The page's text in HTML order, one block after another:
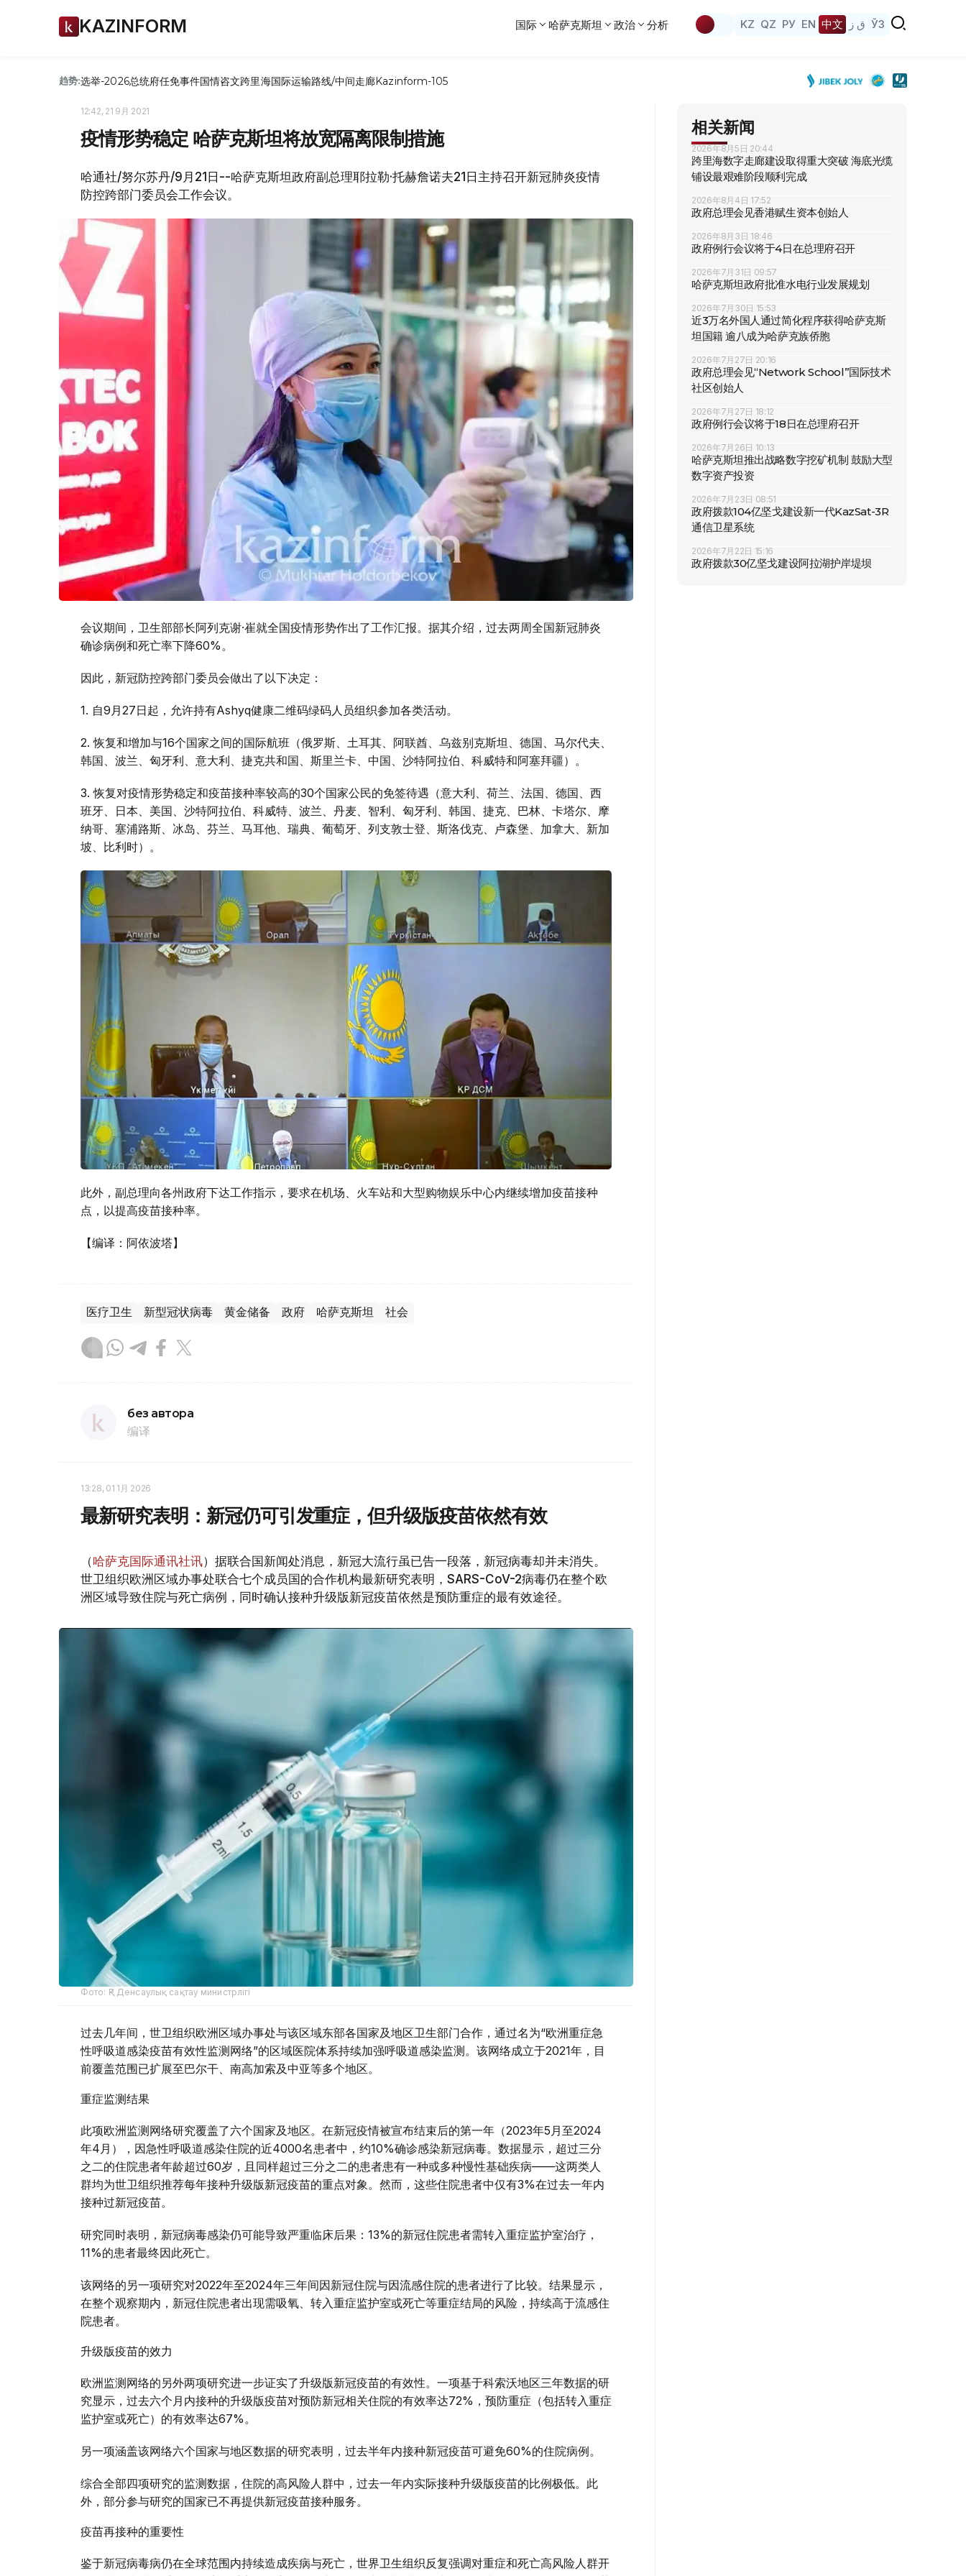
KAZINFORM 国际 哈萨克斯坦 政治 分析 KZ QZ РУ EN 中文 ق ز ЎЗ
趋势:选举-2026总统府任免事件国情咨文跨里海国际运输路线/中间走廊Kazinform-105
12:42, 21 9月 2021
疫情形势稳定 哈萨克斯坦将放宽隔离限制措施
哈通社/努尔苏丹/9月21日--哈萨克斯坦政府副总理耶拉勒·托赫詹诺夫21日主持召开新冠肺炎疫情
防控跨部门委员会工作会议。
会议期间，卫生部部长阿列克谢·崔就全国疫情形势作出了工作汇报。据其介绍，过去两周全国新冠肺炎
确诊病例和死亡率下降60%。
因此，新冠防控跨部门委员会做出了以下决定：
1. 自9月27日起，允许持有Ashyq健康二维码绿码人员组织参加各类活动。
2. 恢复和增加与16个国家之间的国际航班（俄罗斯、土耳其、阿联酋、乌兹别克斯坦、德国、马尔代夫、
韩国、波兰、匈牙利、意大利、捷克共和国、斯里兰卡、中国、沙特阿拉伯、科威特和阿塞拜疆）。
3. 恢复对疫情形势稳定和疫苗接种率较高的30个国家公民的免签待遇（意大利、荷兰、法国、德国、西
班牙、日本、美国、沙特阿拉伯、科威特、波兰、丹麦、智利、匈牙利、韩国、捷克、巴林、卡塔尔、摩
纳哥、塞浦路斯、冰岛、芬兰、马耳他、瑞典、葡萄牙、列支敦士登、斯洛伐克、卢森堡、加拿大、新加
坡、比利时）。
此外，副总理向各州政府下达工作指示，要求在机场、火车站和大型购物娱乐中心内继续增加疫苗接种
点，以提高疫苗接种率。
【编译：阿依波塔】
医疗卫生 新型冠状病毒 黄金储备 政府 哈萨克斯坦 社会
без автора
编译
13:28, 01 1月 2026
最新研究表明：新冠仍可引发重症，但升级版疫苗依然有效
（哈萨克国际通讯社讯）据联合国新闻处消息，新冠大流行虽已告一段落，新冠病毒却并未消失。
世卫组织欧洲区域办事处联合七个成员国的合作机构最新研究表明，SARS-CoV-2病毒仍在整个欧
洲区域导致住院与死亡病例，同时确认接种升级版新冠疫苗依然是预防重症的最有效途径。
Фото: ҚР Денсаулық сақтау министрлігі
过去几年间，世卫组织欧洲区域办事处与该区域东部各国家及地区卫生部门合作，通过名为“欧洲重症急
性呼吸道感染疫苗有效性监测网络”的区域医院体系持续加强呼吸道感染监测。该网络成立于2021年，目
前覆盖范围已扩展至巴尔干、南高加索及中亚等多个地区。
重症监测结果
此项欧洲监测网络研究覆盖了六个国家及地区。在新冠疫情被宣布结束后的第一年（2023年5月至2024
年4月），因急性呼吸道感染住院的近4000名患者中，约10%确诊感染新冠病毒。数据显示，超过三分
之二的住院患者年龄超过60岁，且同样超过三分之二的患者患有一种或多种慢性基础疾病——这两类人
群均为世卫组织推荐每年接种升级版新冠疫苗的重点对象。然而，这些住院患者中仅有3%在过去一年内
接种过新冠疫苗。
研究同时表明，新冠病毒感染仍可能导致严重临床后果：13%的新冠住院患者需转入重症监护室治疗，
11%的患者最终因此死亡。
该网络的另一项研究对2022年至2024年三年间因新冠住院与因流感住院的患者进行了比较。结果显示，
在整个观察期内，新冠住院患者出现需吸氧、转入重症监护室或死亡等重症结局的风险，持续高于流感住
院患者。
升级版疫苗的效力
欧洲监测网络的另外两项研究进一步证实了升级版新冠疫苗的有效性。一项基于科索沃地区三年数据的研
究显示，过去六个月内接种的升级版疫苗对预防新冠相关住院的有效率达72%，预防重症（包括转入重症
监护室或死亡）的有效率达67%。
另一项涵盖该网络六个国家与地区数据的研究表明，过去半年内接种新冠疫苗可避免60%的住院病例。
综合全部四项研究的监测数据，住院的高风险人群中，过去一年内实际接种升级版疫苗的比例极低。此
外，部分参与研究的国家已不再提供新冠疫苗接种服务。
疫苗再接种的重要性
鉴于新冠病毒病仍在全球范围内持续造成疾病与死亡，世界卫生组织反复强调对重症和死亡高风险人群开
相关新闻
2026年8月5日 20:44
跨里海数字走廊建设取得重大突破 海底光缆
铺设最艰难阶段顺利完成
2026年8月4日 17:52
政府总理会见香港赋生资本创始人
2026年8月3日 18:46
政府例行会议将于4日在总理府召开
2026年7月31日 09:57
哈萨克斯坦政府批准水电行业发展规划
2026年7月30日 15:53
近3万名外国人通过简化程序获得哈萨克斯
坦国籍 逾八成为哈萨克族侨胞
2026年7月27日 20:16
政府总理会见“Network School”国际技术
社区创始人
2026年7月27日 18:12
政府例行会议将于18日在总理府召开
2026年7月26日 10:13
哈萨克斯坦推出战略数字挖矿机制 鼓励大型
数字资产投资
2026年7月23日 08:51
政府拨款104亿坚戈建设新一代KazSat-3R
通信卫星系统
2026年7月22日 15:16
政府拨款30亿坚戈建设阿拉湖护岸堤坝